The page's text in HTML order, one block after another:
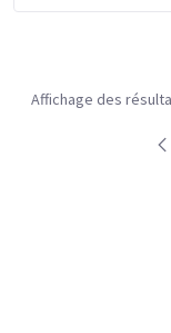
Affichage des